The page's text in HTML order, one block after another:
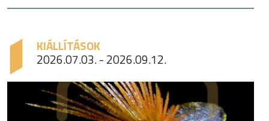
KIÁLLÍTÁSOK
2026.07.03. - 2026.09.12.